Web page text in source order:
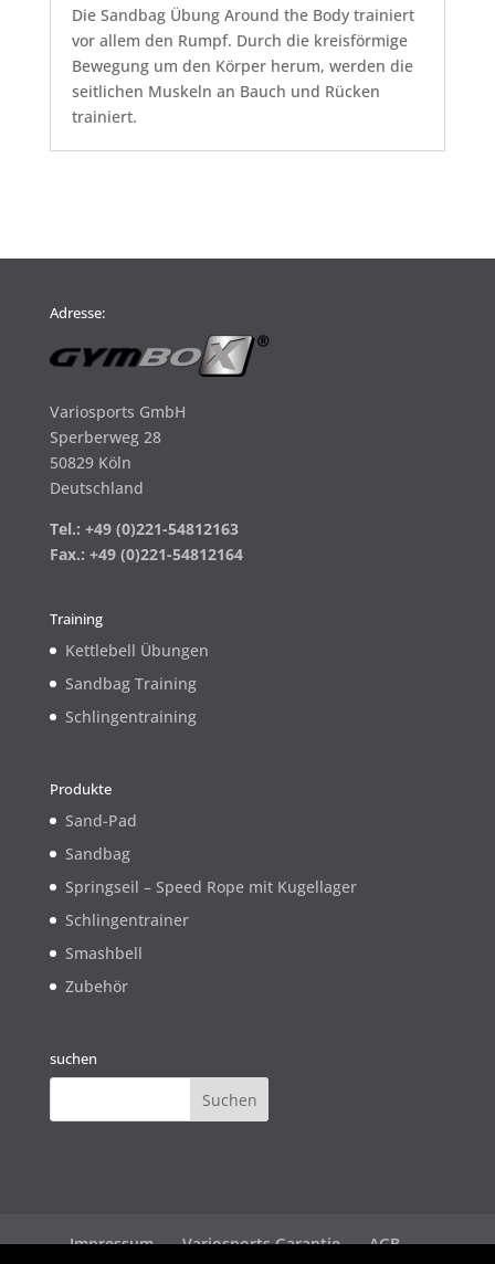
Die Sandbag Übung Around the Body trainiert
vor allem den Rumpf. Durch die kreisförmige
Bewegung um den Körper herum, werden die
seitlichen Muskeln an Bauch und Rücken
trainiert.
Adresse:
Variosports GmbH
Sperberweg 28
50829 Köln
Deutschland
Tel.: +49 (0)221-54812163
Fax.: +49 (0)221-54812164
Training
Kettlebell Übungen
Sandbag Training
Schlingentraining
Produkte
Sand-Pad
Sandbag
Springseil – Speed Rope mit Kugellager
Schlingentrainer
Smashbell
Zubehör
suchen
Impressum Variosports Garantie
AGB